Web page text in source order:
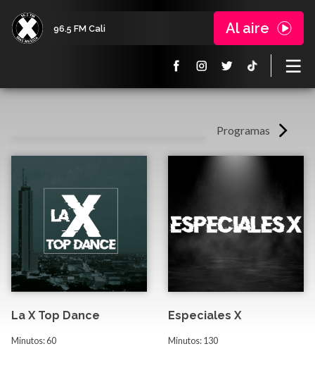
96.5 FM Cali Al aire
Programas
La X Top Dance
Minutos: 60
Especiales X
Minutos: 130